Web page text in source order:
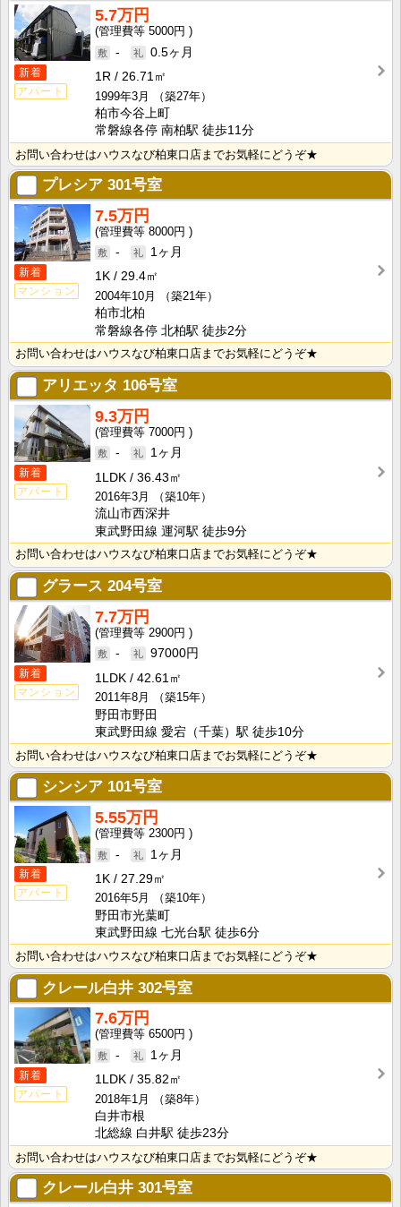
新着
アパート
5.7万円
5000円
-
0.5ヶ月
1R
26.71㎡
1999年3月
（築27年）
柏市今谷上町
常磐線各停 南柏駅 徒歩11分
お問い合わせはハウスなび柏東口店までお気軽にどうぞ★
プレシア 301号室
新着
マンション
7.5万円
8000円
-
1ヶ月
1K
29.4㎡
2004年10月
（築21年）
柏市北柏
常磐線各停 北柏駅 徒歩2分
お問い合わせはハウスなび柏東口店までお気軽にどうぞ★
アリエッタ 106号室
新着
アパート
9.3万円
7000円
-
1ヶ月
1LDK
36.43㎡
2016年3月
（築10年）
流山市西深井
東武野田線 運河駅 徒歩9分
お問い合わせはハウスなび柏東口店までお気軽にどうぞ★
グラース 204号室
新着
マンション
7.7万円
2900円
-
97000円
1LDK
42.61㎡
2011年8月
（築15年）
野田市野田
東武野田線 愛宕（千葉）駅 徒歩10分
お問い合わせはハウスなび柏東口店までお気軽にどうぞ★
シンシア 101号室
新着
アパート
5.55万円
2300円
-
1ヶ月
1K
27.29㎡
2016年5月
（築10年）
野田市光葉町
東武野田線 七光台駅 徒歩6分
お問い合わせはハウスなび柏東口店までお気軽にどうぞ★
クレール白井 302号室
新着
アパート
7.6万円
6500円
-
1ヶ月
1LDK
35.82㎡
2018年1月
（築8年）
白井市根
北総線 白井駅 徒歩23分
お問い合わせはハウスなび柏東口店までお気軽にどうぞ★
クレール白井 301号室